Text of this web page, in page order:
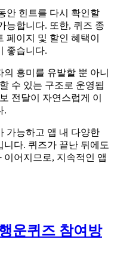
안 힌트를 다시 확인할
능합니다. 또한, 퀴즈 종
페이지 및 할인 혜택이
좋습니다.
흥미를 유발할 뿐 아니
수 있는 구조로 운영됩
전달이 자연스럽게 이
.
가능하고 앱 내 다양한
다. 퀴즈가 끝난 뒤에도
어지므로, 지속적인 앱
운퀴즈 참여방